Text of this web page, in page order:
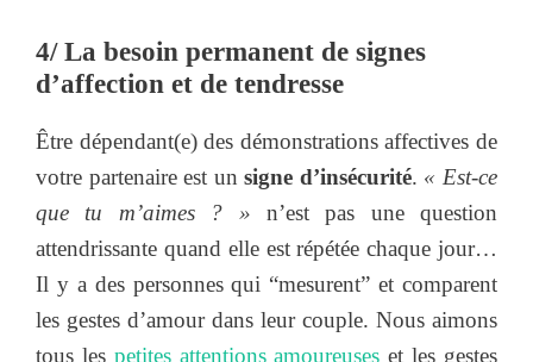
4/ La besoin permanent de signes
d’affection et de tendresse
Être dépendant(e) des démonstrations affectives de
votre partenaire est unsigne d’insécurité. « Est-ce
que tu m’aimes ? » n’est pas une question
attendrissante quand elle est répétée chaque jour…
Il y a des personnes qui “mesurent” et comparent
les gestes d’amour dans leur couple. Nous aimons
tous les petites attentions amoureuseset les gestes